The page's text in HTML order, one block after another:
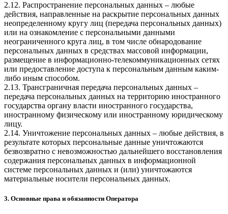
2.12. Распространение персональных данных – любые
действия, направленные на раскрытие персональных данных
неопределенному кругу лиц (передача персональных данных)
или на ознакомление с персональными данными
неограниченного круга лиц, в том числе обнародование
персональных данных в средствах массовой информации,
размещение в информационно-телекоммуникационных сетях
или предоставление доступа к персональным данным каким-
либо иным способом.
2.13. Трансграничная передача персональных данных –
передача персональных данных на территорию иностранного
государства органу власти иностранного государства,
иностранному физическому или иностранному юридическому
лицу.
2.14. Уничтожение персональных данных – любые действия, в
результате которых персональные данные уничтожаются
безвозвратно с невозможностью дальнейшего восстановления
содержания персональных данных в информационной
системе персональных данных и (или) уничтожаются
материальные носители персональных данных.
3. Основные права и обязанности Оператора